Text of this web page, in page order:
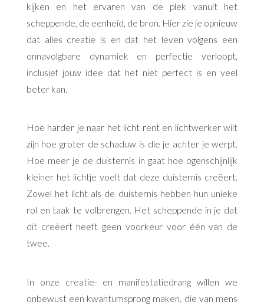
kijken en het ervaren van de plek vanuit het
scheppende, de eenheid, de bron. Hier zie je opnieuw
dat alles creatie is en dat het leven volgens een
onnavolgbare dynamiek en perfectie verloopt,
inclusief jouw idee dat het niet perfect is en veel
beter kan.
Hoe harder je naar het licht rent en lichtwerker wilt
zijn hoe groter de schaduw is die je achter je werpt.
Hoe meer je de duisternis in gaat hoe ogenschijnlijk
kleiner het lichtje voelt dat deze duisternis creëert.
Zowel het licht als de duisternis hebben hun unieke
rol en taak te volbrengen. Het scheppende in je dat
dit creëert heeft geen voorkeur voor één van de
twee.
In onze creatie- en manifestatiedrang willen we
onbewust een kwantumsprong maken, die van mens